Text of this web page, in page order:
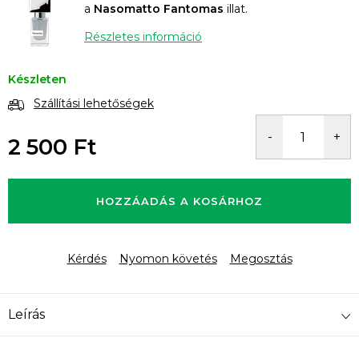
a Nasomatto Fantomas illat.
Részletes információ
Készleten
Szállítási lehetőségek
2 500 Ft
HOZZÁADÁS A KOSÁRHOZ
Kérdés Nyomon követés Megosztás
Leírás